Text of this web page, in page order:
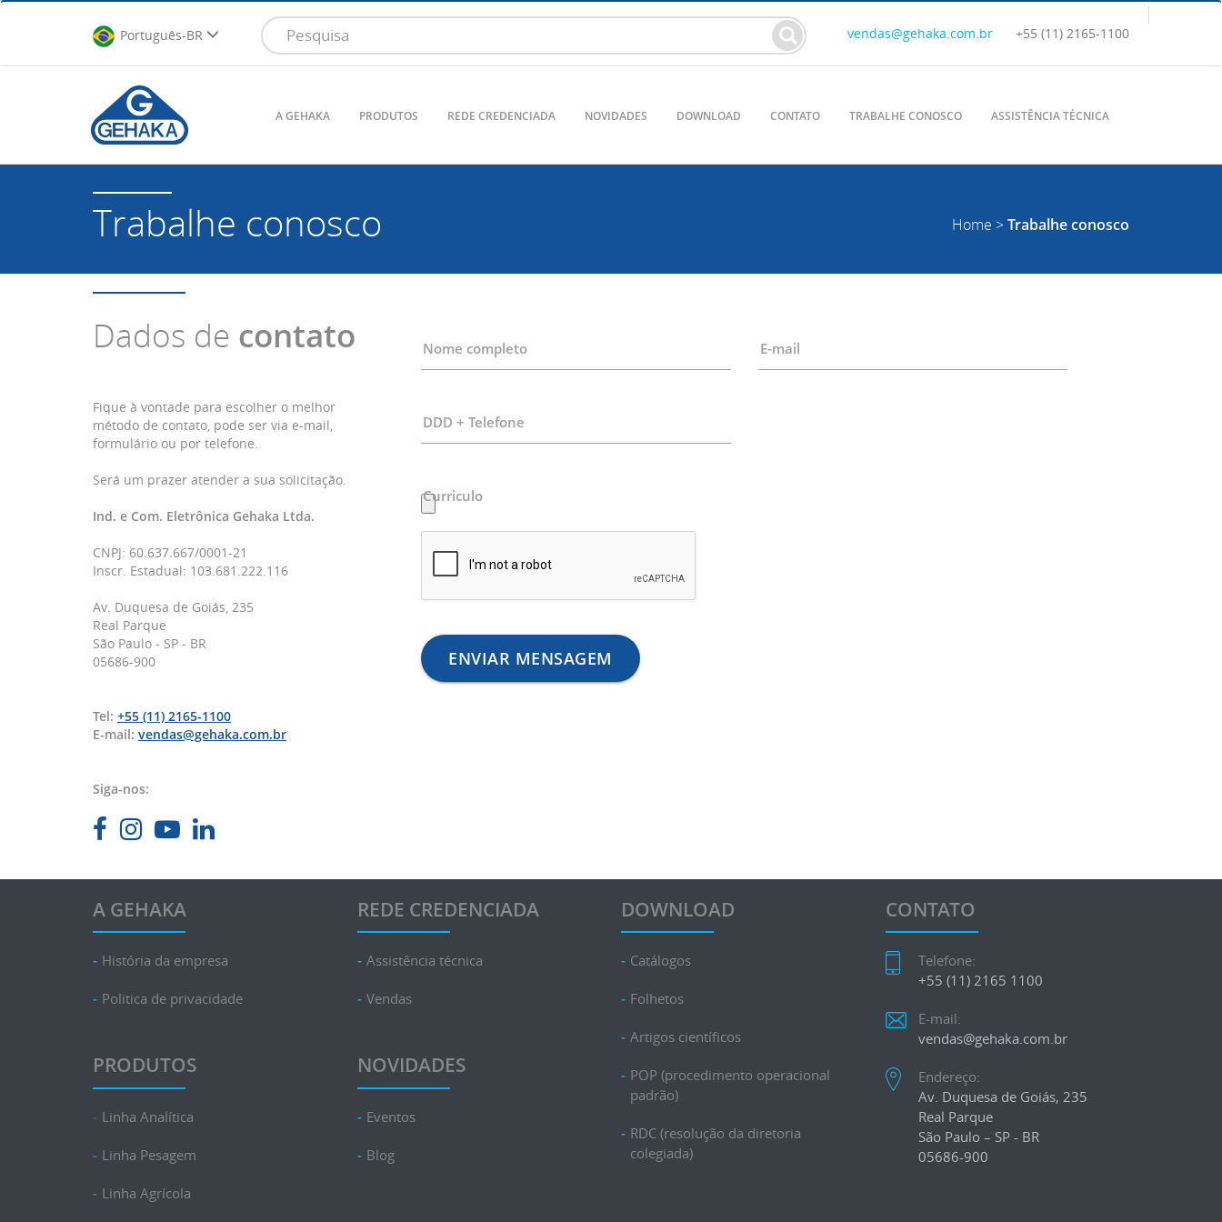
Português-BR +55 (11) 2165-1100
vendas@gehaka.com.br
A GEHAKA PRODUTOS REDE CREDENCIADA NOVIDADES DOWNLOAD CONTATO TRABALHE CONOSCO ASSISTÊNCIA TÉCNICA
Trabalhe conosco Home >Trabalhe conosco
Dados de contato
Fique à vontade para escolher o melhor
método de contato, pode ser via e-mail,
formulário ou por telefone.
Será um prazer atender a sua solicitação.
Ind. e Com. Eletrônica Gehaka Ltda.
CNPJ: 60.637.667/0001-21
Inscr. Estadual: 103.681.222.116
Av. Duquesa de Goiás, 235
Real Parque
São Paulo - SP - BR
05686-900
Tel: +55 (11) 2165-1100
E-mail: vendas@gehaka.com.br
Siga-nos:
Nome completo E-mail
DDD + Telefone
Curriculo
ENVIAR MENSAGEM
A GEHAKA
História da empresa
Politica de privacidade
PRODUTOS
Linha Analítica
Linha Pesagem
Linha Agrícola
REDE CREDENCIADA
Assistência técnica
Vendas
NOVIDADES
Eventos
Blog
DOWNLOAD
Catálogos
Folhetos
Artigos científicos
POP (procedimento operacional
padrão)
RDC (resolução da diretoria
colegiada)
CONTATO
Telefone:
+55 (11) 2165 1100
E-mail:
vendas@gehaka.com.br
Endereço:
Av. Duquesa de Goiás, 235
Real Parque
São Paulo – SP - BR
05686-900